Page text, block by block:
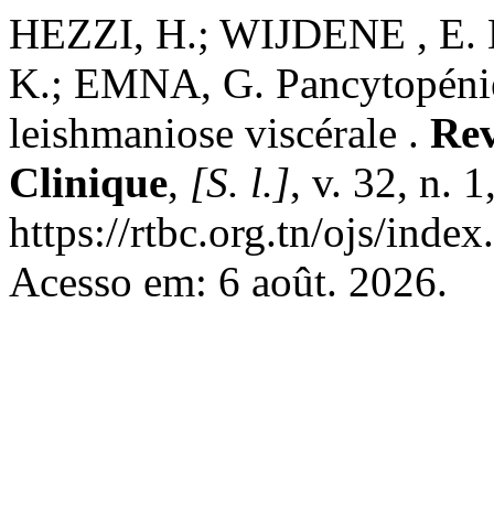
HEZZI, H.; WIJDENE ,
K.; EMNA, G.
leishmaniose viscérale .
Clinique, [S. l.], v. 32, n.
https://rtbc.org.tn/ojs/
Acesso em: 6 août. 2026.